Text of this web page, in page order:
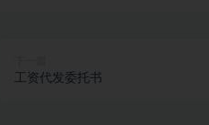
工资代发委托书